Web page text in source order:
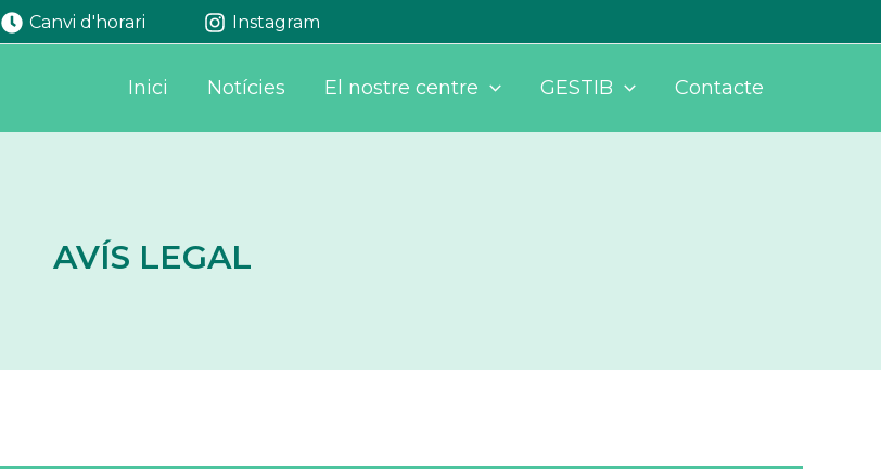
Canvi d'horari Instagram
Inici Notícies El nostre centre GESTIB Contacte
AVÍS LEGAL